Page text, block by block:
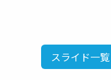
スライド一覧